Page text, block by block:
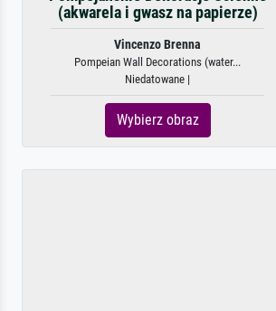
(akwarela i gwasz na papierze)
Vincenzo Brenna
Pompeian Wall Decorations (water...
Niedatowane |
Wybierz obraz